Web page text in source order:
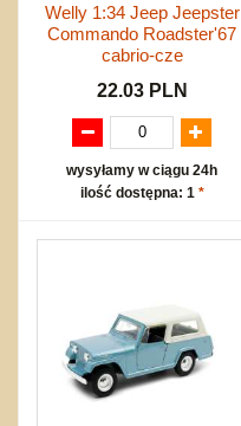
Welly 1:34 Jeep Jeepster
Commando Roadster'67
cabrio-cze
22.03 PLN
wysyłamy w ciągu 24h
ilość dostępna: 1 *